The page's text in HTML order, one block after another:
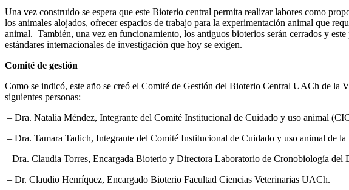
Una vez construido se espera que este Bioterio central permita realizar labores como
los animales alojados, ofrecer espacios de trabajo para la experimentación animal que
animal. También, una vez en funcionamiento, los antiguos bioterios serán cerrados y
estándares internacionales de investigación que hoy se exigen.
Comité de gestión
Como se indicó, este año se creó el Comité de Gestión del Bioterio Central UACh de
siguientes personas:
– Dra. Natalia Méndez, Integrante del Comité Institucional de Cuidado y uso animal
– Dra. Tamara Tadich, Integrante del Comité Institucional de Cuidado y uso animal de
– Dra. Claudia Torres, Encargada Bioterio y Directora Laboratorio de Cronobiología
– Dr. Claudio Henríquez, Encargado Bioterio Facultad Ciencias Veterinarias UACh.